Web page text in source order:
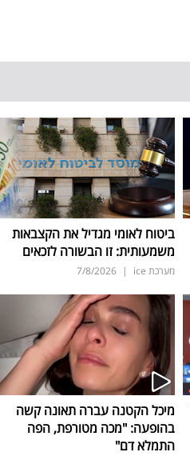
ביטוח לאומי מגדיל את הקצבאות
משמעותית: זו הבשורה לזכאים
מערכת ice |
7/8/2026
מיכל הקטנה עברה תאונה קשה
בהופעה: "מכה מטורפת, הפה
התמלא דם"